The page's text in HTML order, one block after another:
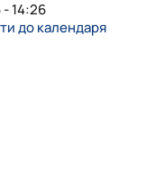
- 14:26
до календаря